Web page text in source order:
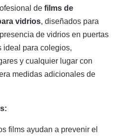
de films de
vidrios, diseñados para
de vidrios en puertas
ideal para colegios,
y cualquier lugar con
medidas adicionales de
films ayudan a prevenir el